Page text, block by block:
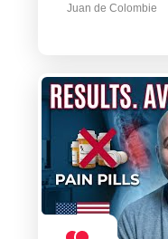
Juan de Colombie